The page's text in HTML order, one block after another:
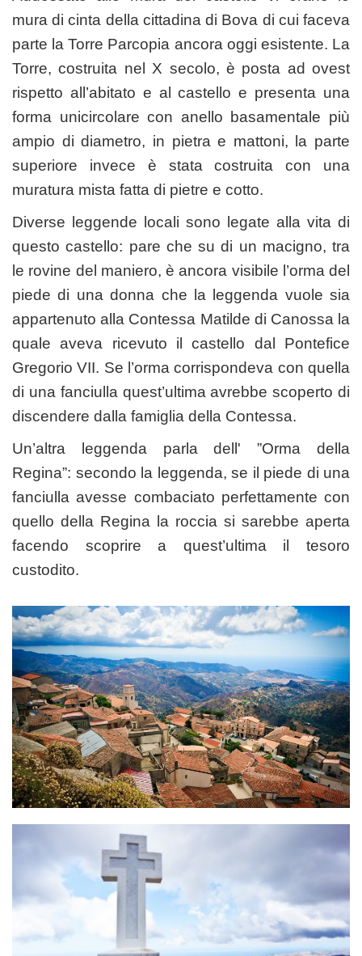
mura di cinta della cittadina di Bova di cui faceva
parte la Torre Parcopia ancora oggi esistente. La
Torre, costruita nel X secolo, è posta ad ovest
rispetto all’abitato e al castello e presenta una
forma unicircolare con anello basamentale più
ampio di diametro, in pietra e mattoni, la parte
superiore invece è stata costruita con una
muratura mista fatta di pietre e cotto.
Diverse leggende locali sono legate alla vita di
questo castello: pare che su di un macigno, tra
le rovine del maniero, è ancora visibile l’orma del
piede di una donna che la leggenda vuole sia
appartenuto alla Contessa Matilde di Canossa la
quale aveva ricevuto il castello dal Pontefice
Gregorio VII. Se l’orma corrispondeva con quella
di una fanciulla quest’ultima avrebbe scoperto di
discendere dalla famiglia della Contessa.
Un’altra leggenda parla dell' ”Orma della
Regina”: secondo la leggenda, se il piede di una
fanciulla avesse combaciato perfettamente con
quello della Regina la roccia si sarebbe aperta
facendo scoprire a quest’ultima il tesoro
custodito.